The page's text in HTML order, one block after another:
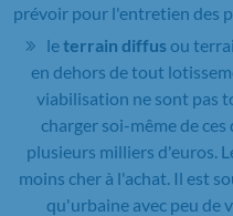
prévoir pour l'entretien des
leterrain diffusou
en dehors de tout
viabilisation ne sont pas
charger soi-même de
plusieurs milliers d'euros.
moins cher à l'achat. Il est
qu'urbaine avec peu de